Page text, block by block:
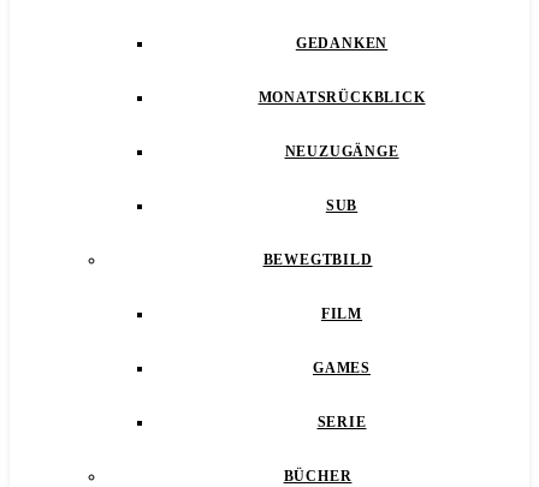
GEDANKEN
MONATSRÜCKBLICK
NEUZUGÄNGE
SUB
BEWEGTBILD
FILM
GAMES
SERIE
BÜCHER